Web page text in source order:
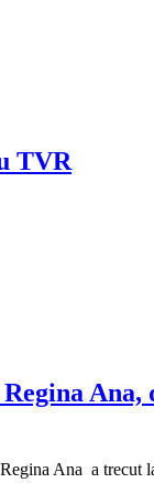
TVR
Ana a trecut